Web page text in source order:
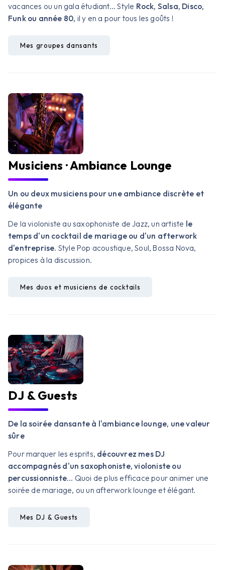
vacances ou un gala étudiant... Style Rock, Salsa, Disco,
Funk ou année 80, il y en a pour tous les goûts !
Mes groupes dansants
Musiciens · Ambiance Lounge
Un ou deux musiciens pour une ambiance discrète et
élégante
De la violoniste au saxophoniste de Jazz, un artiste le
temps d'un cocktail de mariage ou d'un afterwork
d'entreprise. Style Pop acoustique, Soul, Bossa Nova,
propices à la discussion.
Mes duos et musiciens de cocktails
DJ & Guests
De la soirée dansante à l'ambiance lounge, une valeur
sûre
Pour marquer les esprits, découvrez mes DJ
accompagnés d'un saxophoniste, violoniste ou
percussionniste... Quoi de plus efficace pour animer une
soirée de mariage, ou un afterwork lounge et élégant.
Mes DJ & Guests